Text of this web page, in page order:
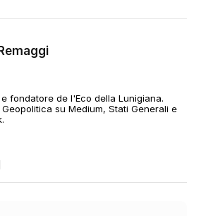
fondatore de l'Eco della Lunigiana.
su Medium, Stati Generali e